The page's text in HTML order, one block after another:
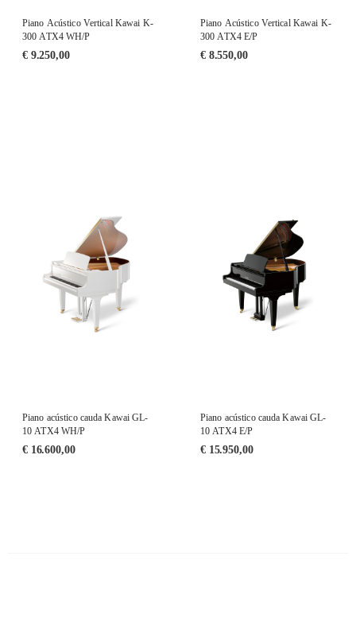
Piano Acústico Vertical Kawai K-
300 ATX4 WH/P
€9.250,00
Piano Acústico Vertical Kawai K-
300 ATX4 E/P
€8.550,00
Piano acústico cauda Kawai GL-
10 ATX4 WH/P
€16.600,00
Piano acústico cauda Kawai GL-
10 ATX4 E/P
€15.950,00